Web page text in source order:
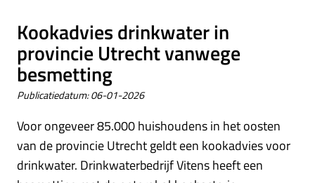
Kookadvies drinkwater in
provincie Utrecht vanwege
besmetting
Publicatiedatum:06-01-2026
Voor ongeveer 85.000 huishoudens in het oosten
van de provincie Utrecht geldt een kookadvies voor
drinkwater. Drinkwaterbedrijf Vitens heeft een